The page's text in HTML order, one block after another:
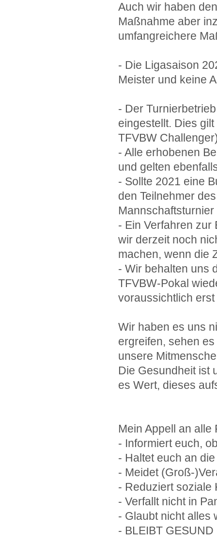
Auch wir haben
Maßnahme aber
umfangreichere
- Die Ligasaison
Meister und keine
- Der
eingestellt. Dies
TFVBW
- Alle erhobenen
und gelten
- Sollte 2021 eine
den Teilnehmer
- Ein Verfahren zur
wir derzeit noch
machen, wenn die
- Wir behalten uns
TFVBW-Pokal
voraussichtlich
Wir haben es uns
ergreifen, sehen
unsere
Die Gesundheit ist
es Wert, dieses
Mein Appell an
- Informiert euch,
- Haltet euch an
- Meidet (Groß-
- Reduziert soziale
- Verfallt nicht in
- Glaubt nicht alles
- BLEIBT GESUND